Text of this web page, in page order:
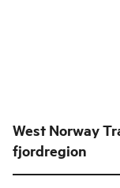
West Norway
fjordregion